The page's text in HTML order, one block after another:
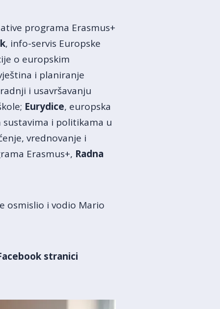
programa Erasmus+
, info-servis Europske
o europskim
i planiranje
i usavršavanju
Eurydice, europska
i politikama u
vrednovanje i
Erasmus+, Radna
osmislio i vodio Mario
stranici